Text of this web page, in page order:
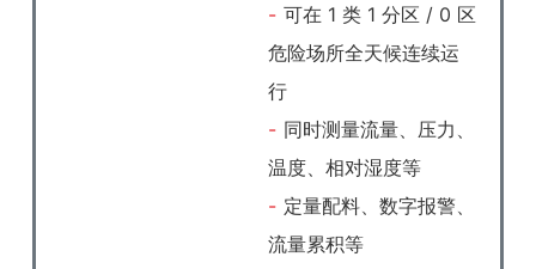
可在 1 类 1 分区 / 0 区
危险场所全天候连续运
行
同时测量流量、压力、
温度、相对湿度等
定量配料、数字报警、
流量累积等